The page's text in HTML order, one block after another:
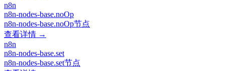
n8n
n8n-nodes-base.noOp
n8n-nodes-base.noOp节点
查看详情 →
n8n
n8n-nodes-base.set
n8n-nodes-base.set节点